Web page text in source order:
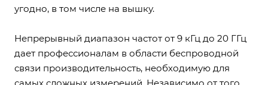
угодно, в том числе на вышку.
Непрерывный диапазон частот от 9 кГц до 20 ГГц
дает профессионалам в области беспроводной
связи производительность, необходимую для